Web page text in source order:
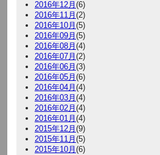
2016年12月 (6)
2016年11月 (2)
2016年10月 (5)
2016年09月 (5)
2016年08月 (4)
2016年07月 (2)
2016年06月 (3)
2016年05月 (6)
2016年04月 (4)
2016年03月 (4)
2016年02月 (4)
2016年01月 (4)
2015年12月 (9)
2015年11月 (5)
2015年10月 (6)